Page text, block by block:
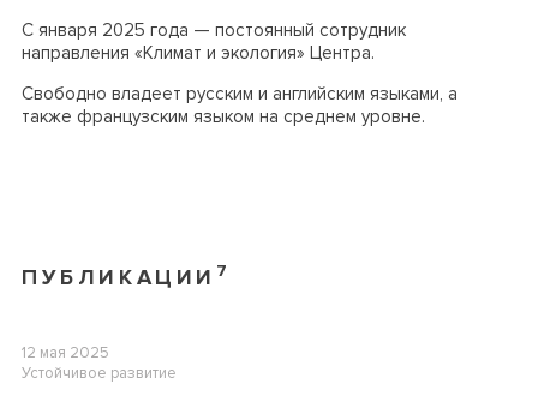
С января 2025 года — постоянный сотрудник
направления «Климат и экология» Центра.
Свободно владеет русским и английским языками, а
также французским языком на среднем уровне.
ПУБЛИКАЦИИ 7
12 мая 2025
Устойчивое развитие